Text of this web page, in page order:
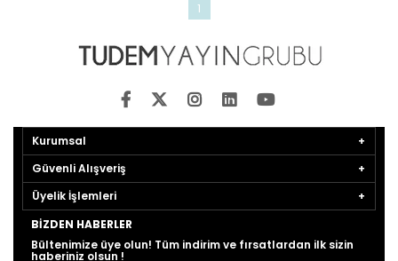
1
Kurumsal
Güvenli Alışveriş
Üyelik İşlemleri
BIZDEN HABERLER
Bültenimize üye olun! Tüm indirim ve fırsatlardan ilk sizin
haberiniz olsun !